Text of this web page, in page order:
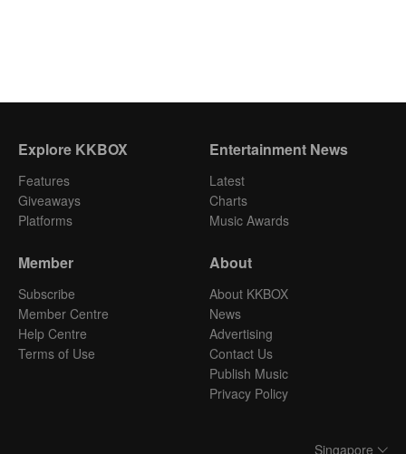
Explore KKBOX
Features
Giveaways
Platforms
Entertainment News
Latest
Charts
Music Awards
Member
Subscribe
Member Centre
Help Centre
Terms of Use
About
About KKBOX
News
Advertising
Contact Us
Publish Music
Privacy Policy
Singapore